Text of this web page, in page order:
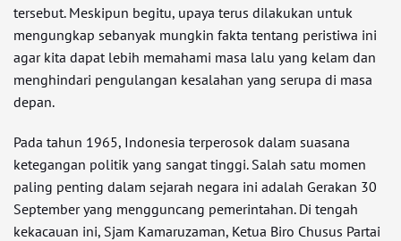
tersebut. Meskipun begitu, upaya terus dilakukan untuk
mengungkap sebanyak mungkin fakta tentang peristiwa ini
agar kita dapat lebih memahami masa lalu yang kelam dan
menghindari pengulangan kesalahan yang serupa di masa
depan.
Pada tahun 1965, Indonesia terperosok dalam suasana
ketegangan politik yang sangat tinggi. Salah satu momen
paling penting dalam sejarah negara ini adalah Gerakan 30
September yang mengguncang pemerintahan. Di tengah
kekacauan ini, Sjam Kamaruzaman, Ketua Biro Chusus Partai